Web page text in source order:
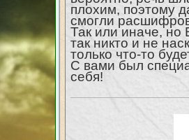
плохим, поэтому
смогли
Так или иначе, но
так никто и не
только что-то
С вами был
себя!